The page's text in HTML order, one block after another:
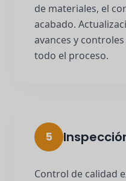
de materiales, el
acabado.
avances y
todo el proceso.
5
Control de calidad